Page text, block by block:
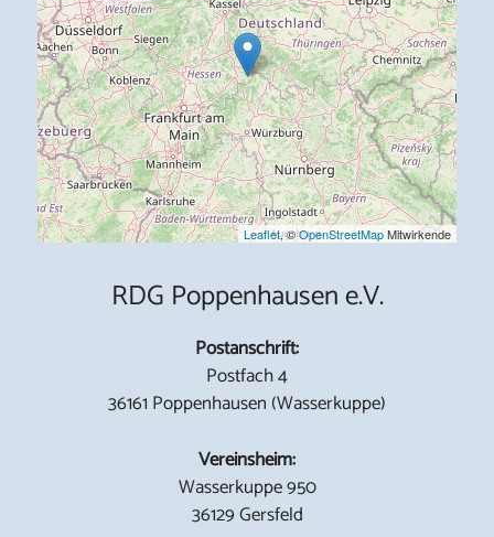
Leaflet, ©OpenStreetMapMitwirkende
RDG Poppenhausen e.V.
Postanschrift:
Postfach 4
36161 Poppenhausen (Wasserkuppe)
Vereinsheim:
Wasserkuppe 950
36129 Gersfeld